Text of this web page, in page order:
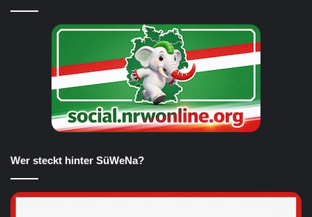
Wer steckt hinter SüWeNa?